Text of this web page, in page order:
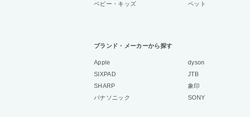
ベビー・キッズ
ペット
ブランド・メーカーから探す
Apple dyson
SIXPAD
JTB
SHARP
象印
パナソニック
SONY